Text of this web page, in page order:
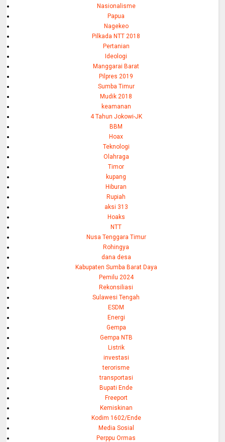
Nasionalisme
Papua
Nagekeo
Pilkada NTT 2018
Pertanian
Ideologi
Manggarai Barat
Pilpres 2019
Sumba Timur
Mudik 2018
keamanan
4 Tahun Jokowi-JK
BBM
Hoax
Teknologi
Olahraga
Timor
kupang
Hiburan
Rupiah
aksi 313
Hoaks
NTT
Nusa Tenggara Timur
Rohingya
dana desa
Kabupaten Sumba Barat Daya
Pemilu 2024
Rekonsiliasi
Sulawesi Tengah
ESDM
Energi
Gempa
Gempa NTB
Listrik
investasi
terorisme
transportasi
Bupati Ende
Freeport
Kemiskinan
Kodim 1602/Ende
Media Sosial
Perppu Ormas